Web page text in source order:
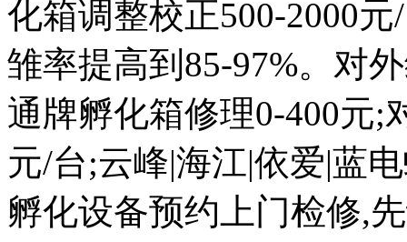
化箱调整校正500-2000
雏率提高到85-97%。对
通牌孵化箱修理0-400元;
元/台;云峰|海江|依爱|蓝
孵化设备预约上门检修,